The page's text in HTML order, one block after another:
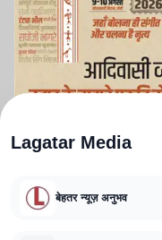
Lagatar Media
बेहतर न्यूज़ अनुभव